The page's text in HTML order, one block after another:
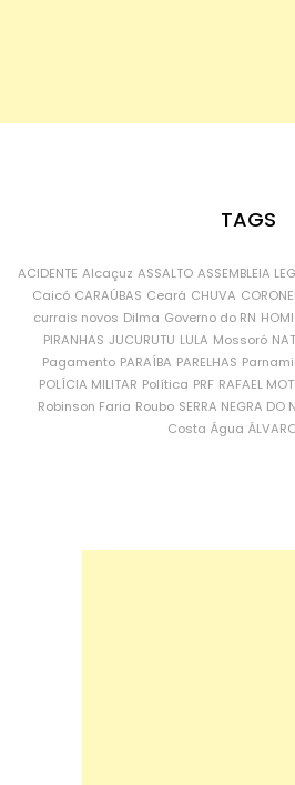
TAGS
ACIDENTE Alcaçuz ASSALTO ASSEMBLEIA
Caicó CARAÚBAS Ceará CHUVA
currais novos Dilma Governo do RN
PIRANHAS JUCURUTU LULA Mossoró
Pagamento PARAÍBA PARELHAS
POLÍCIA MILITAR Política PRF RAFAEL
Robinson Faria Roubo SERRA NEGRA DO
Costa Água